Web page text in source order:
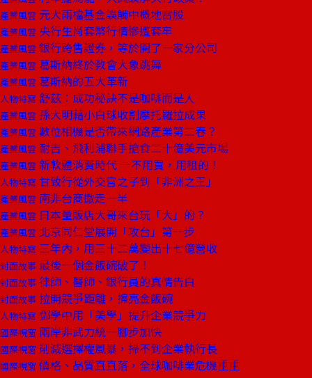
產業風雲 元大兩檔基金誤觸中概地雷股
產業風雲 央行生肖套幣行情慘遭套牢
產業風雲 銀行跨售證券，等於開了一家分公司
產業風雲 葛斯納終於教會大象跳舞
產業風雲 葛斯納的五大革新
人物特寫 舒茲：成功秘訣不是咖啡而是人
產業風雲 孫大明藉小白球收割摩托羅拉成果
產業風雲 數位相機是否帶來網路產業第二春？
產業風雲 耐吉、飛利浦聯手搶食二十億美元市場
產業風雲 新軟體消費時代 ─不用買，用租的！
人物特寫 甘致行從外交官之子到「非洲之王」
產業風雲 南非台商撤走一半
產業風雲 日本量販店大哥來台玩「大」的？
產業風雲 北京同仁堂展開「攻台」第一步
人物特寫 三年內，用三十二萬變出十七億營收
封面故事 最後一個金飯碗破了！
封面故事 律師、醫師、銀行員的真情告白
封面故事 拉開競爭距離，擦亮金飯碗
人物特寫 鄧學中用「美學」提升企業競爭力
國際視窗 兩岸非武力統一腳步加快
國際視窗 削減選擇權風暴，掃不到企業執行長
國際視窗 價格、品質直直落，全球咖啡業危機重重